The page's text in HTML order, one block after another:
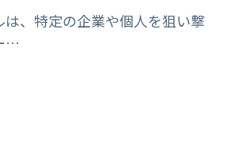
、特定の企業や個人を狙い撃
…